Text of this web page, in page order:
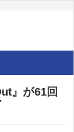
』が61回